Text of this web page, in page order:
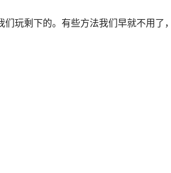
玩剩下的。有些方法我们早就不用了